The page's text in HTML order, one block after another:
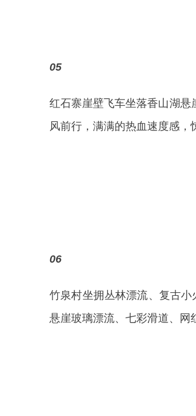
05
红石寨崖壁飞车坐落香山湖
风前行，满满的热血速度感，
06
竹泉村坐拥丛林漂流、复古
悬崖玻璃漂流、七彩滑道、网